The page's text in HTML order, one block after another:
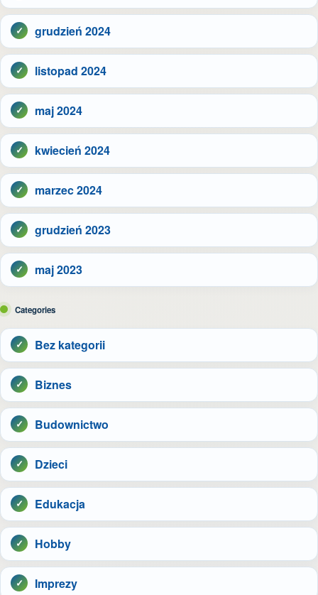
grudzień 2024
listopad 2024
maj 2024
kwiecień 2024
marzec 2024
grudzień 2023
maj 2023
Categories
Bez kategorii
Biznes
Budownictwo
Dzieci
Edukacja
Hobby
Imprezy